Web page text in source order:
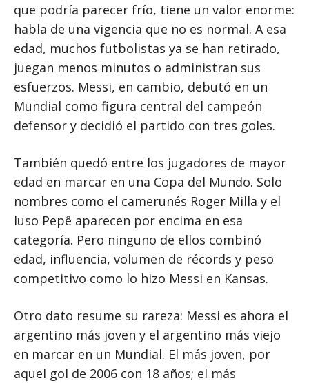
que podría parecer frío, tiene un valor enorme:
habla de una vigencia que no es normal. A esa
edad, muchos futbolistas ya se han retirado,
juegan menos minutos o administran sus
esfuerzos. Messi, en cambio, debutó en un
Mundial como figura central del campeón
defensor y decidió el partido con tres goles.
También quedó entre los jugadores de mayor
edad en marcar en una Copa del Mundo. Solo
nombres como el camerunés Roger Milla y el
luso Pepê aparecen por encima en esa
categoría. Pero ninguno de ellos combinó
edad, influencia, volumen de récords y peso
competitivo como lo hizo Messi en Kansas.
Otro dato resume su rareza: Messi es ahora el
argentino más joven y el argentino más viejo
en marcar en un Mundial. El más joven, por
aquel gol de 2006 con 18 años; el más